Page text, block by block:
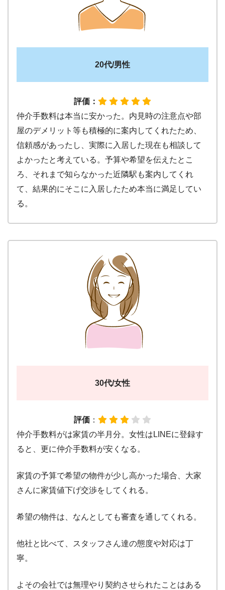
20代/男性
評価：
仲介手数料は本当に安かった。内見時の注意点や部
屋のデメリット等も積極的に案内してくれたため、
信頼感があったし、実際に入居した現在も相談して
よかったと考えている。予算や希望を伝えたとこ
ろ、それまで知らなかった近隣駅も案内してくれ
て、結果的にそこに入居したため本当に満足してい
る。
30代/女性
評価 ：
仲介手数料がは家賃の半月分。女性はLINEに登録す
ると、更に仲介手数料が安くなる。
家賃の予算で希望の物件が少し高かった場合、大家
さんに家賃値下げ交渉をしてくれる。
希望の物件は、なんとしても審査を通してくれる。
他社と比べて、スタッフさん達の態度や対応は丁
寧。
よその会社では無理やり契約させられたことはある